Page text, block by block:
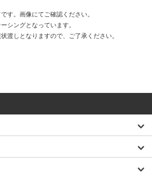
す。画像にてご確認ください。
シングとなっています。
渡しとなりますので、ご了承ください。